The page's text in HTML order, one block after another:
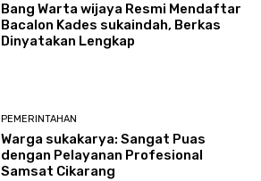
Bang Warta wijaya Resmi Mendaftar
Bacalon Kades sukaindah, Berkas
Dinyatakan Lengkap
PEMERINTAHAN
Warga sukakarya: Sangat Puas
dengan Pelayanan Profesional
Samsat Cikarang